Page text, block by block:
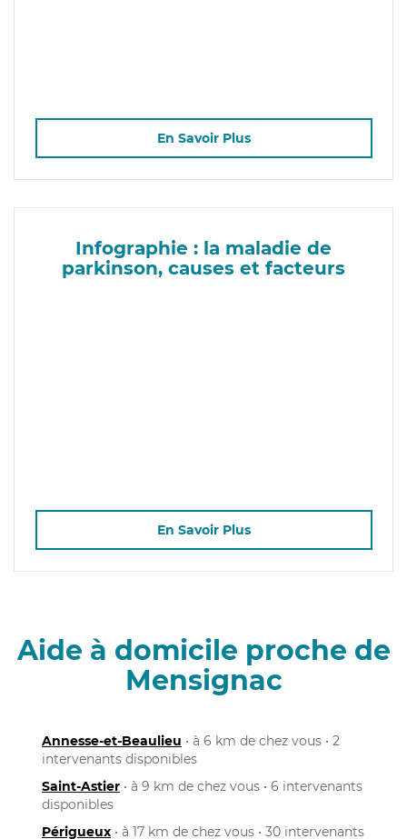
En Savoir Plus
Infographie : la maladie de
parkinson, causes et facteurs
En Savoir Plus
Aide à domicile proche de
Mensignac
Annesse-et-Beaulieu • à 6 km de chez vous • 2
intervenants disponibles
Saint-Astier • à 9 km de chez vous • 6 intervenants
disponibles
Périgueux • à 17 km de chez vous • 30 intervenants